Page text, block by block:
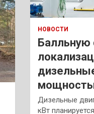
НОВОСТИ
Балльную
Дизельные
кВт